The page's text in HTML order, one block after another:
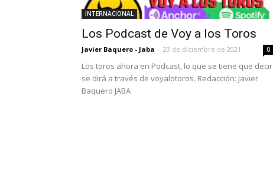
INTERNACIONAL
Los Podcast de Voy a los Toros
Javier Baquero - Jaba - 23 de diciembre de 2021 0
Los toros ahora en Podcast, lo que se tiene que decir
se dirá a través de voyalotoros. Redacción: Javier
Baquero JABA